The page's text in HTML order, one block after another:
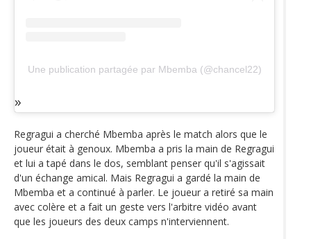
Une publication partagée par Mbemba (@chancel22)
Regragui a cherché Mbemba après le match alors que le
joueur était à genoux. Mbemba a pris la main de Regragui
et lui a tapé dans le dos, semblant penser qu'il s'agissait
d'un échange amical. Mais Regragui a gardé la main de
Mbemba et a continué à parler. Le joueur a retiré sa main
avec colère et a fait un geste vers l'arbitre vidéo avant
que les joueurs des deux camps n'interviennent.